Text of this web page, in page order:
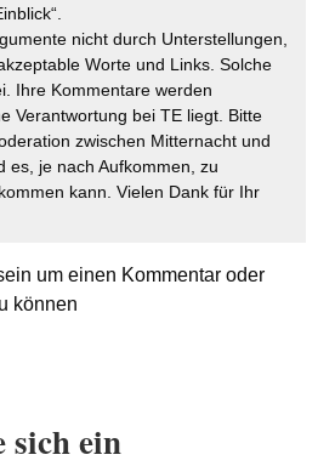
nicht durch Unterstellungen,
Worte und Links. Solche
Ihre Kommentare werden
Verantwortung bei TE liegt. Bitte
zwischen Mitternacht und
es, je nach Aufkommen, zu
kann. Vielen Dank für Ihr
um einen Kommentar oder
können
sich ein